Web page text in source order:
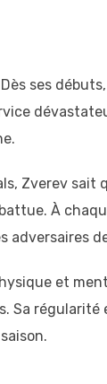
ses
Zverev sait
À
adversaires
et
Sa régularité